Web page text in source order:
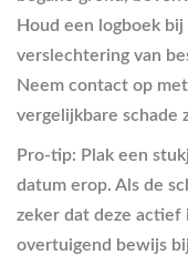
Houd een logboek bij
verslechtering van
Neem contact op
vergelijkbare schade
Pro-tip: Plak een
datum erop. Als de
zeker dat deze actief
overtuigend bewijs